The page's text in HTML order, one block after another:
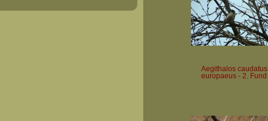
Aegithalos caudatus
europaeus - 2. Fund